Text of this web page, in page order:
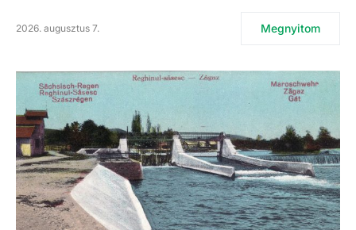
2026. augusztus 7. Megnyitom